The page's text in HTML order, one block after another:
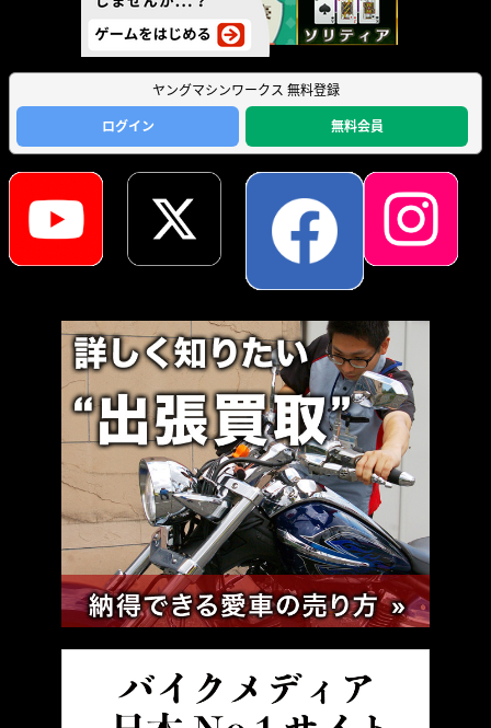
ヤングマシンワークス 無料登録
ログイン
無料会員